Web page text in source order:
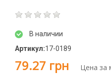
В наличии
Артикул:17-0189
79.27 грн Цена за